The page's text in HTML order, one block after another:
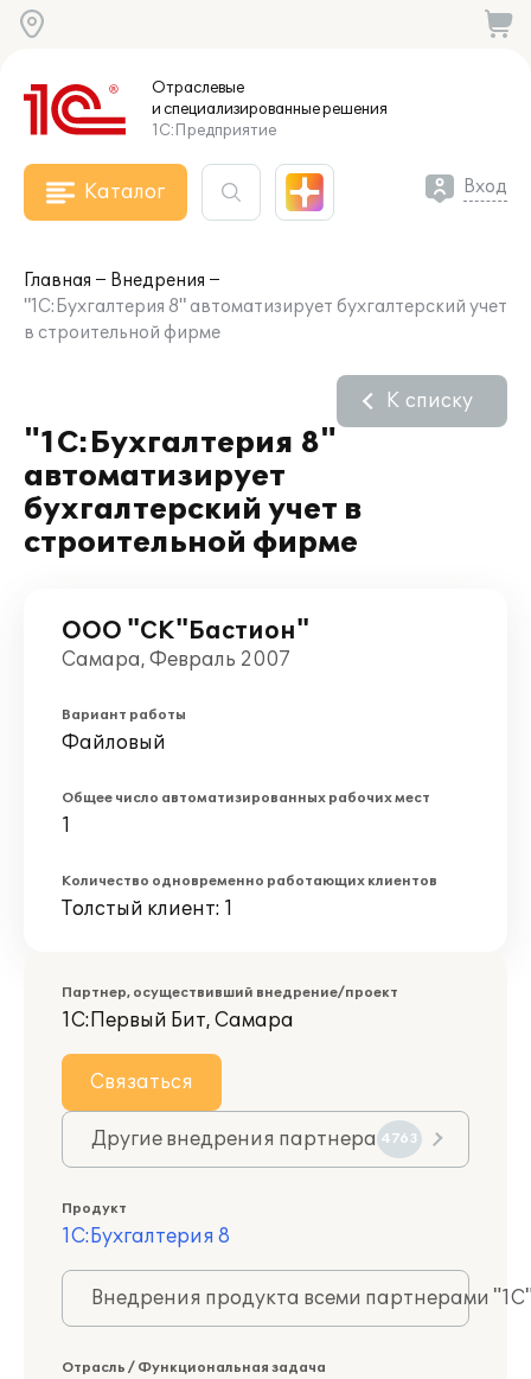
Отраслевые
и специализированныерешения
1С:Предприятие
Каталог Вход
Главная
Внедрения
"1С:Бухгалтерия 8" автоматизирует бухгалтерский учет
в строительной фирме
"1С:Бухгалтерия 8"
автоматизирует
бухгалтерский учет в
строительной фирме
К списку
ООО "СК"Бастион"
Самара, Февраль 2007
Вариант работы
Файловый
Общее число автоматизированных рабочих мест
1
Количество одновременно работающих клиентов
Толстый клиент: 1
Партнер, осуществивший внедрение/проект
1С:Первый Бит, Самара
Связаться
Другие внедрения партнера 4763
Продукт
1С:Бухгалтерия 8
Внедрения продукта всеми партнерами
Отрасль / Функциональная задача